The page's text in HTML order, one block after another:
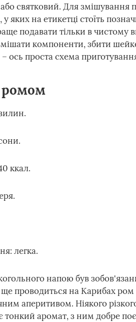
святковий. Для змішування
яких на етикетці стоїть
подавати тільки в чистому
компоненти, збити
ось проста схема
ромом
ккал.
легка.
напою був
проводиться на Карибах
аперитивом. Ніякого
тонкий аромат, з ним добре